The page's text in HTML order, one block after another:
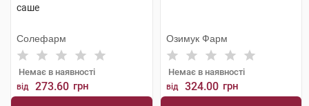
саше
Солефарм
Немає в наявності
від 273.60 грн
Озимук Фарм
Немає в наявності
від 324.00 грн